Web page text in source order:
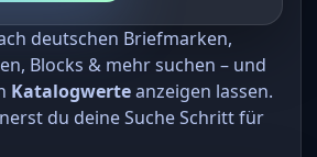
deutschen Briefmarken,
Blocks & mehr suchen – und
Katalogwerteanzeigen lassen.
du deine Suche Schritt für